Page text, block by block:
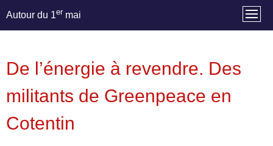
Autour du 1er mai
De l’énergie à revendre. Des
militants de Greenpeace en
Cotentin